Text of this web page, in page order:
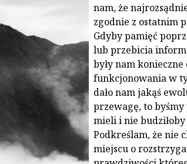
nam, że
zgodnie z ostatnim
Gdyby pamięć
lub przebicia
były nam
funkcjonowania w
dało nam jakąś
przewagę, to byśmy
mieli i nie
Podkreślam, że nie
miejscu o